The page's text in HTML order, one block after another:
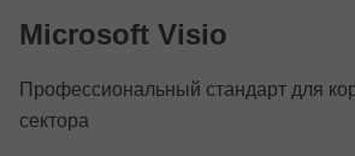
Microsoft Visio
Профессиональный стандарт для
сектора